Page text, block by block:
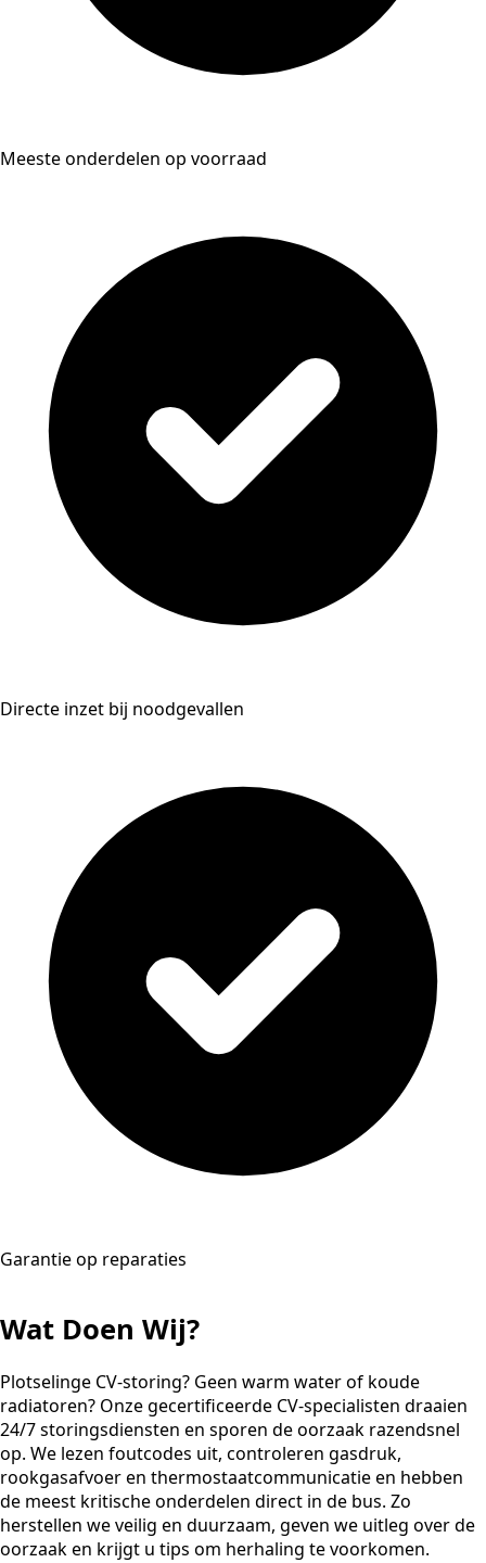
Meeste onderdelen op voorraad
Directe inzet bij noodgevallen
Garantie op reparaties
Wat Doen Wij?
Plotselinge CV-storing? Geen warm water of koude
radiatoren? Onze gecertificeerde CV-specialisten draaien
24/7 storingsdiensten en sporen de oorzaak razendsnel
op. We lezen foutcodes uit, controleren gasdruk,
rookgasafvoer en thermostaatcommunicatie en hebben
de meest kritische onderdelen direct in de bus. Zo
herstellen we veilig en duurzaam, geven we uitleg over de
oorzaak en krijgt u tips om herhaling te voorkomen.